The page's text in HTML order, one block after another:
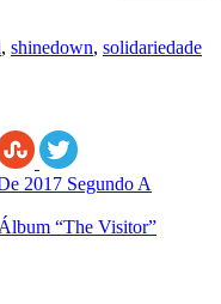
, shinedown, solidariedade
2017 Segundo A
“The Visitor”